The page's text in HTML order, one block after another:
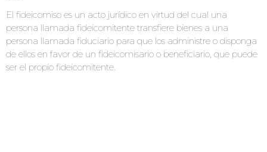
El fideicomiso es un acto jurídico en virtud del cual una
persona llamada fideicomitente transfiere bienes a una
persona llamada fiduciario para que los administre o disponga
de ellos en favor de un fideicomisario o beneficiario, que puede
ser el propio fideicomitente.